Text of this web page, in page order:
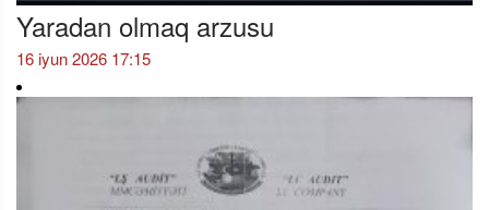
Yaradan olmaq arzusu
16 iyun 2026 17:15